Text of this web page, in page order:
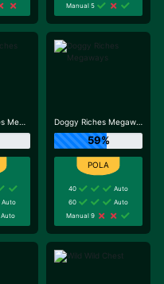
Manual 5
Dynamite Riches Megaways
Auto
Auto
Doggy Riches Megaways
59%
40
Auto
60
Auto
Manual 9